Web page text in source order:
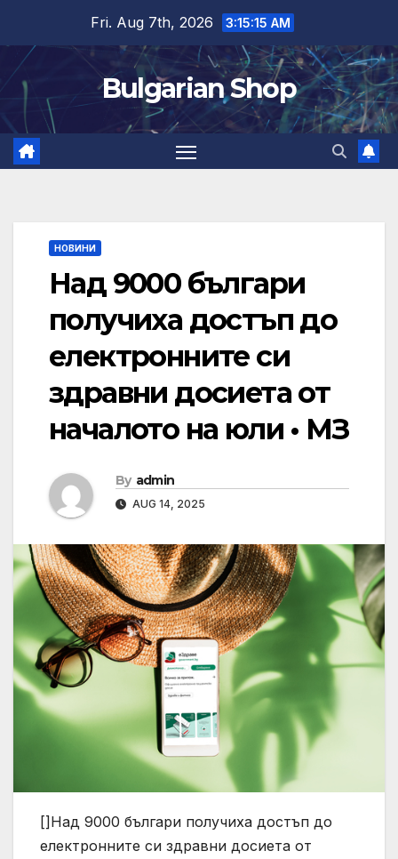
content
Fri. Aug 7th, 2026 3:15:16 AM
Bulgarian Shop
НОВИНИ
Над 9000 българи
получиха достъп до
електронните си
здравни досиета от
началото на юли • МЗ
By admin
AUG 14, 2025
[]Над 9000 българи получиха достъп до
електронните си здравни досиета от